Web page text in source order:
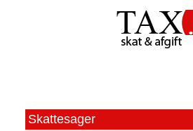
Skattesager